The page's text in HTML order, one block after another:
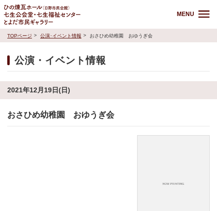
MENU
TOPページ 公演･イベント情報 おさひめ幼稚園 おゆうぎ会
公演・イベント情報
2021年12月19日(日)
おさひめ幼稚園 おゆうぎ会